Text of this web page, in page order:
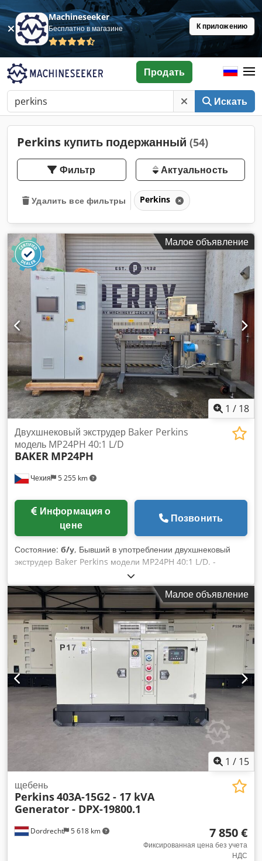
Machineseeker
Бесплатно в магазине К приложению
Искать
Продать
Perkins купить подержанный (54)
Фильтр Актуальность
Удалить все фильтры Perkins
Малое объявление
1 / 18
Чехия 5 255 km
Двухшнековый экструдер Baker Perkins
модель MP24PH 40:1 L/D
BAKER MP24PH
цене
Позвонить
Состояние: б/у, Бывший в употреблении двухшнековый
экструдер Baker Perkins модели MP24PH 40:1 L/D. -
Производитель: Baker Perkins - Модель: MP24PH 40:1 L/D -
Тип: двухшнековый экструдер Dcodpfozn Nn Dsx Amyjk -
Направление вращения шнеков: коаксиальное - Диапазон
скорости вращения шнеков: 0–600 об/мин - Мощность
двигателя: 11,25 кВт, регулируемая Цилиндр: -
Максимальная рабочая температура: 200 °C -
Номинальная длина цилиндра: 40:1 L/D - Тип цилиндра:
цельный, горизонтально разделенный - Нагрев:
электрический, с помощью картриджных нагревателей -
Охлаждение: водяное, с помощью охлаждающей рубашки
цилиндра В комплекте: - Сенсорная панель управления,
интегрированная в распределительный щит -
Одношнековый дозатор порошка - Система подачи
жидкости: бункер для жидкости, шестеренчатый насос и
Малое объявление
1 / 15
Dordrecht 5 618 km
щебень
Perkins403A-15G2 - 17 kVA
Generator - DPX-19800.1
7 850 €
Фиксированная цена без учета
НДС